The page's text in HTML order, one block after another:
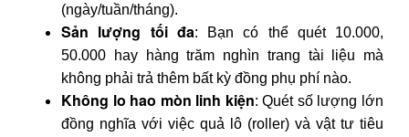
(ngày/tuần/tháng).
​Sản lượng tối đa: Bạn có thể quét 10.000,
50.000 hay hàng trăm nghìn trang tài liệu mà
không phải trả thêm bất kỳ đồng phụ phí nào.
​Không lo hao mòn linh kiện: Quét số lượng lớn
đồng nghĩa với việc quả lô (roller) và vật tư tiêu